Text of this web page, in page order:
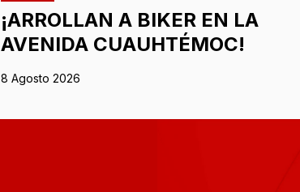
¡ARROLLAN A BIKER EN LA
AVENIDA CUAUHTÉMOC!
8 Agosto 2026